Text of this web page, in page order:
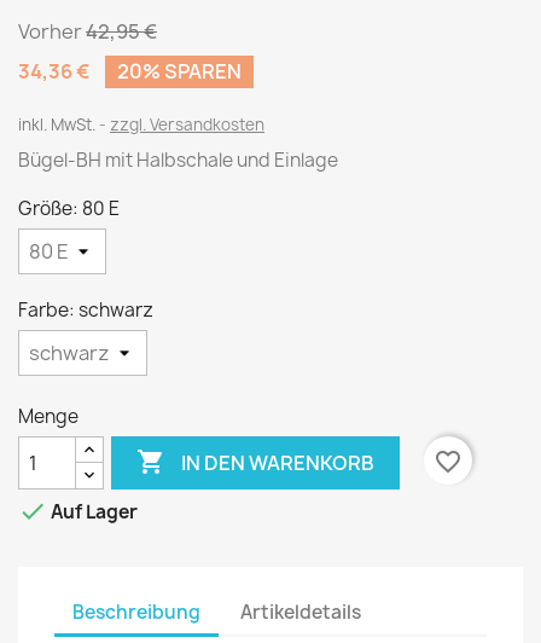
Vorher42,95 €
34,36 €
20% SPAREN
inkl. MwSt. zzgl. Versandkosten
Bügel-BH mit Halbschale und Einlage
Größe: 80 E
Farbe: schwarz
Menge
 IN DEN WARENKORB
favorite_border
 Auf Lager
Beschreibung Artikeldetails